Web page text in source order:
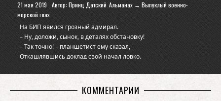
21 мая 2019 Автор: Принц Датский Альманах → Выпуклый военно-
морской глаз
На БИП явился грозный адмирал.
– Ну, доложи, сынок, в деталях обстановку!
– Так точно! – планшетист ему сказал,
Откашлявшись доклад свой начал ловко.
– Цель первая по пеленгу полста,
В дистанции одиннадцати милей,
По данным от метристского поста,
Опознаванье с целью завершили.
КОММЕНТАРИИ